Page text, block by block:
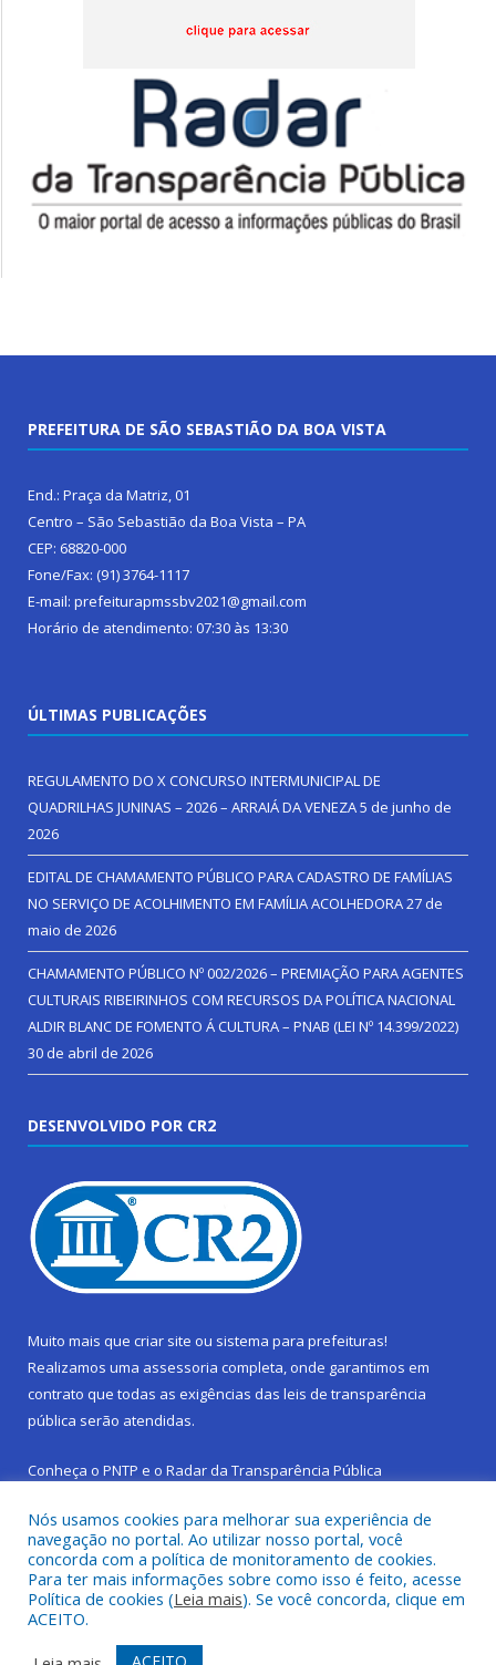
PREFEITURA DE SÃO SEBASTIÃO DA BOA VISTA
End.: Praça da Matriz, 01
Centro – São Sebastião da Boa Vista – PA
CEP: 68820-000
Fone/Fax: (91) 3764-1117
E-mail: prefeiturapmssbv2021@gmail.com
Horário de atendimento: 07:30 às 13:30
ÚLTIMAS PUBLICAÇÕES
REGULAMENTO DO X CONCURSO INTERMUNICIPAL DE
QUADRILHAS JUNINAS – 2026 – ARRAIÁ DA VENEZA5 de junho de
2026
EDITAL DE CHAMAMENTO PÚBLICO PARA CADASTRO DE FAMÍLIAS
NO SERVIÇO DE ACOLHIMENTO EM FAMÍLIA ACOLHEDORA27 de
maio de 2026
CHAMAMENTO PÚBLICO Nº 002/2026 – PREMIAÇÃO PARA AGENTES
CULTURAIS RIBEIRINHOS COM RECURSOS DA POLÍTICA NACIONAL
ALDIR BLANC DE FOMENTO Á CULTURA – PNAB (LEI Nº 14.399/2022)
30 de abril de 2026
DESENVOLVIDO POR CR2
Muito mais que criar site ou sistema para prefeituras!
Realizamos uma assessoria completa, onde garantimos em
contrato que todas as exigências das leis de transparência
pública serão atendidas.
Conheça o PNTP e o Radar da Transparência Pública
Todos os direitos reservados a Prefeitura Municipal de São
Sebastião da Boa Vista.
Frequência Online Mapa do Site
Nós usamos cookies para melhorar sua experiência de
navegação no portal. Ao utilizar nosso portal, você
concorda com a política de monitoramento de cookies.
Para ter mais informações sobre como isso é feito, acesse
Política de cookies (Leia mais). Se você concorda, clique em
ACEITO.